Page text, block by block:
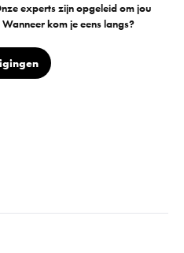
experts zijn opgeleid om jou
kom je eens langs?